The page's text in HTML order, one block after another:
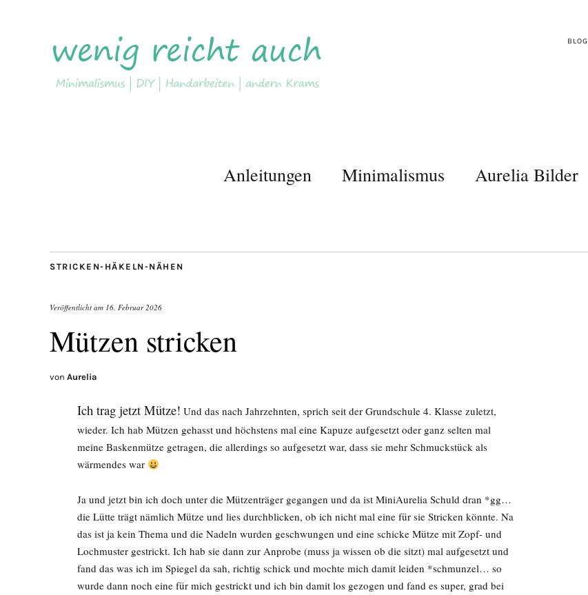
BLOG
Anleitungen Minimalismus Aurelia Bilder
STRICKEN-HÄKELN-NÄHEN
Veröffentlicht am 16. Februar 2026
Mützen stricken
von Aurelia
Ich trag jetzt Mütze! Und das nach Jahrzehnten, sprich seit der Grundschule 4. Klasse zuletzt,
wieder. Ich hab Mützen gehasst und höchstens mal eine Kapuze aufgesetzt oder ganz selten mal
meine Baskenmütze getragen, die allerdings so aufgesetzt war, dass sie mehr Schmuckstück als
wärmendes war
Ja und jetzt bin ich doch unter die Mützenträger gegangen und da ist MiniAurelia Schuld dran *gg…
die Lütte trägt nämlich Mütze und lies durchblicken, ob ich nicht mal eine für sie Stricken könnte. Na
das ist ja kein Thema und die Nadeln wurden geschwungen und eine schicke Mütze mit Zopf- und
Lochmuster gestrickt. Ich hab sie dann zur Anprobe (muss ja wissen ob die sitzt) mal aufgesetzt und
fand das was ich im Spiegel da sah, richtig schick und mochte mich damit leiden *schmunzel… so
wurde dann noch eine für mich gestrickt und ich bin damit los gezogen und fand es super, grad bei